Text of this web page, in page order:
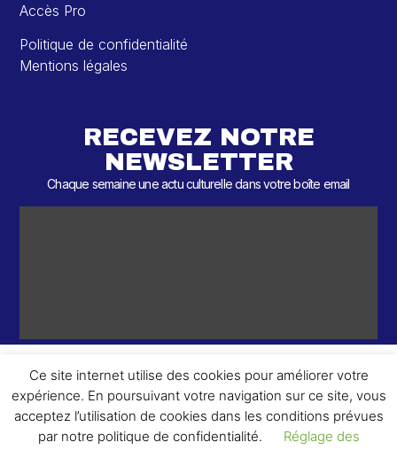
Accès Pro
Politique de confidentialité
Mentions légales
RECEVEZ NOTRE
NEWSLETTER
Chaque semaine une actu culturelle dans votre boîte email
© 2026 – 2 ème Round – Tous droits réservés.
Ce site internet utilise des cookies pour améliorer votre
expérience. En poursuivant votre navigation sur ce site, vous
acceptez l’utilisation de cookies dans les conditions prévues
par notre politique de confidentialité.
Réglage des